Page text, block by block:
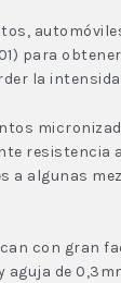
para
la
algunas
con gran
de